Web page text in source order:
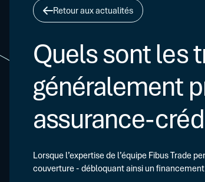
Retour aux actualités
Quels sont les
généralement
assurance-
Lorsque l’expertise de l’équipe Fibus Trade
couverture - débloquant ainsi un